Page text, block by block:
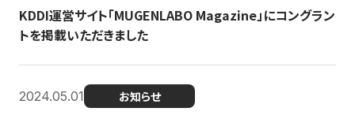
KDDI運営サイト「MUGENLABO Magazine」にコングラン
トを掲載いただきました
2024.05.01 お知らせ